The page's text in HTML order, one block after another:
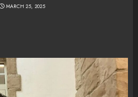
MARCH 25, 2025